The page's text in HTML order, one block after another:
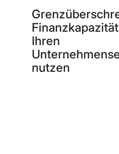
Ihren
nutzen
140+
Währungen für
Zahlungen weltweit